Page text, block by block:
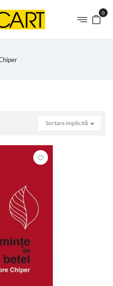
0
Sortare implicită